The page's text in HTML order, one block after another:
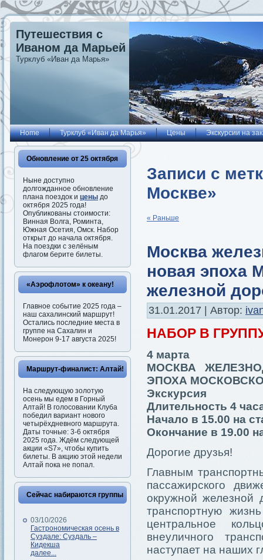
Путешествия с
Иваном да Марьей
Турклуб «Иван да Марья»
Home Турклуб «Иван да Марья» Цены Экскурсии на
Обновление от 25 октября
Ныне доступно
долгожданное обновление
плана поездок и цены до
октября 2025 года!
Опубликованы стоимости:
Винная Волга, Роминта,
Южная Осетия, Омск. Набор
открыт до начала октября.
На поездки с зелёным
флагом берите билеты.
«Аэрофлотом» к океану!
Главное событие 2025 года –
наш сахалинский маршрут!
Остались последние места в
группе на Сахалин и
Монерон 9-17 августа 2025!
Маршрут-финалист: Алтай!
На следующую золотую
осень мы едем в Горный
Алтай! В голосовании Клуба
победил вариант нового
четырёхдневного маршрута.
Даты точные: 3-6 октября
2025 года. Ждём следующей
акции «S7», чтобы купить
билеты. В акцию этой недели
Алтай пока не попал.
Сейчас набираются группы
03/10/2026
Гастрономическая осень в
Суздале: Суздаль –
Кидекша
далее...
Записи с
Москве»
« Раньше
Москва
новая эпоха
железной
31.01.2017 | Автор:
НАБОР В
4 марта
МОСКВА
ЭПОХА
Экскурсия
Длительность 4
Начало в 15.00 на
Окончание в 19.00
Дорогие друзья!
Главным
пассажирского
окружной железной
транспортную
центральное
внеуличного
наступает на наших